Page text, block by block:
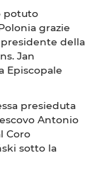
potuto
grazie
della
Jan
Episcopale
presieduta
Antonio
Coro
sotto la